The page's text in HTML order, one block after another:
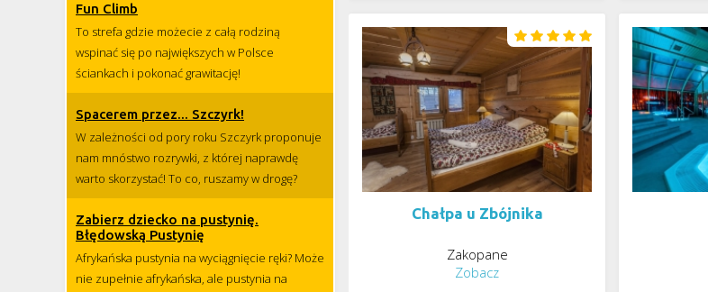
Fun Climb
To strefa gdzie możecie z całą rodziną
wspinać się po największych w Polsce
ściankach i pokonać grawitację!
Spacerem przez... Szczyrk!
W zależności od pory roku Szczyrk proponuje
nam mnóstwo rozrywki, z której naprawdę
warto skorzystać! To co, ruszamy w drogę?
Zabierz dziecko na pustynię.
Błędowską Pustynię
Afrykańska pustynia na wyciągnięcie ręki? Może
nie zupełnie afrykańska, ale pustynia na
Chałpa u Zbójnika
Zakopane
Zobacz